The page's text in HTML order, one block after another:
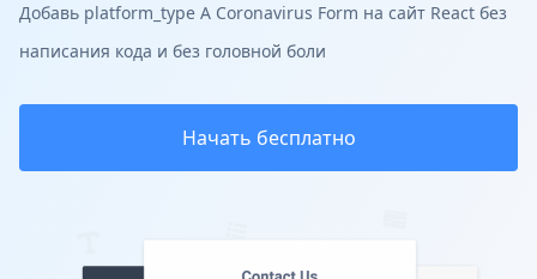
Добавь platform_type A Coronavirus Form на сайт React без
написания кода и без головной боли
Начать бесплатно